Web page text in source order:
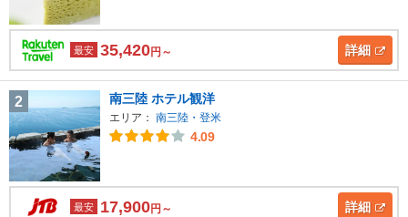
最安 35,420円～ 詳細
2 南三陸 ホテル観洋
エリア： 南三陸・登米
4.09
最安 17,900円～ 詳細